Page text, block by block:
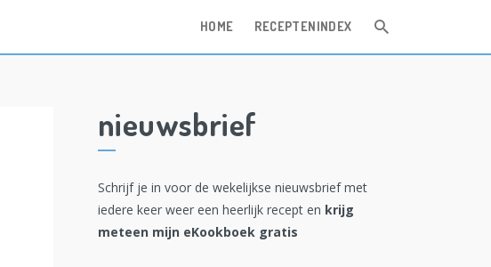
HOME RECEPTENINDEX
nieuwsbrief
Schrijf je in voor de wekelijkse nieuwsbrief met
iedere keer weer een heerlijk recept en krijg
meteen mijn eKookboek gratis